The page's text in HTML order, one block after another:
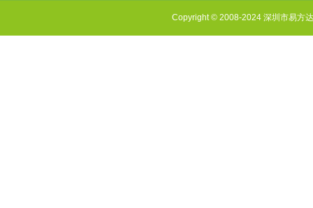
Copyright © 2008-2024 深圳市易方